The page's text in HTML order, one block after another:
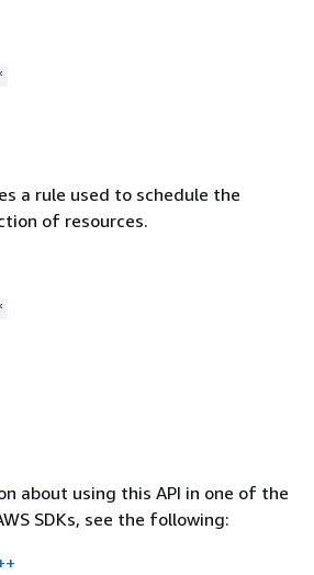
a rule used to schedule the
of resources.
about using this API in one of the
SDKs, see the following: